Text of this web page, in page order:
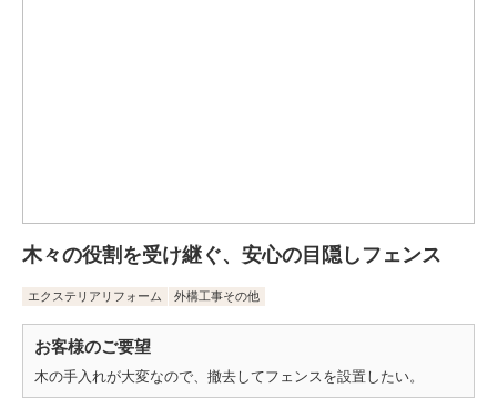
木々の役割を受け継ぐ、安心の目隠しフェンス
エクステリアリフォーム 外構工事その他
お客様のご要望
木の手入れが大変なので、撤去してフェンスを設置したい。